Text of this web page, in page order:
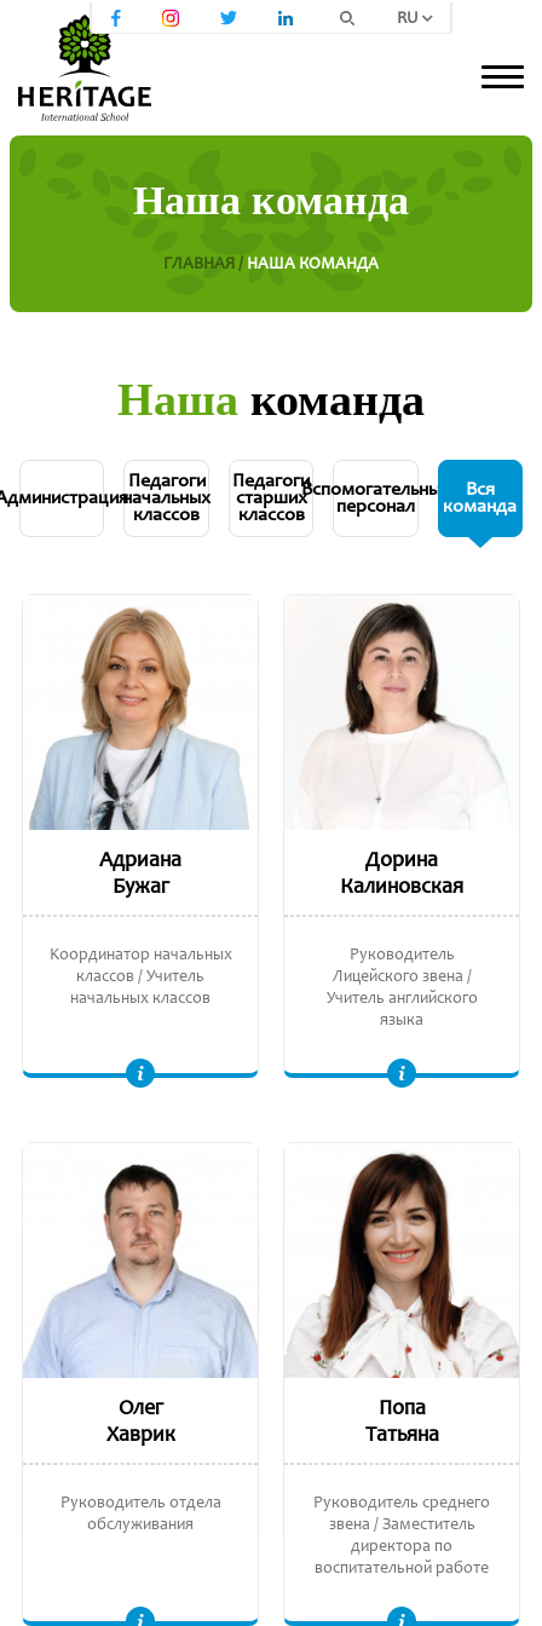
RU
Наша команда
ГЛАВНАЯ / НАША КОМАНДА
Наша команда
Педагоги
начальных
классов
Педагоги
старших
классов
Вспомогательный
персонал
Вся
команда
Адриана
Бужаг
Kоординатор начальных
классов / Учитель
начальных классов
Дорина
Калиновская
Руководитель
Лицейского звена /
Учитель английского
языка
Олег
Хаврик
Руководитель отдела
обслуживания
Попа
Татьяна
Руководитель среднего
звена / Заместитель
директора по
воспитательной работе